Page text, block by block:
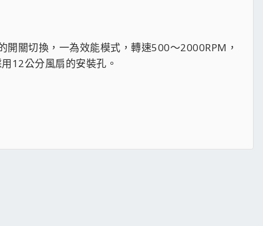
關切換，一為效能模式，轉速500～2000RPM，
12公分風扇的安裝孔。